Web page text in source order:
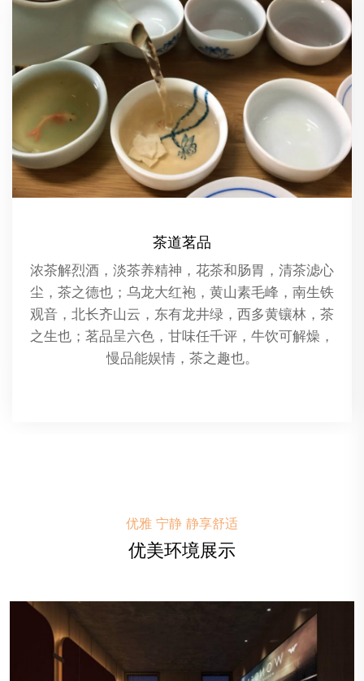
精油推拿
精油推拿是一种结合了芳香疗法和传统按摩技术的
养生保健方法。在这种疗法中，专业的按摩师会使
用植物精油作为按摩油，通过按摩手法将精油渗透
到皮肤中，以此来放松肌肉、促进血液循环、缓解
压力和改善整体健康。
优雅 宁静 静享舒适
优美环境展示